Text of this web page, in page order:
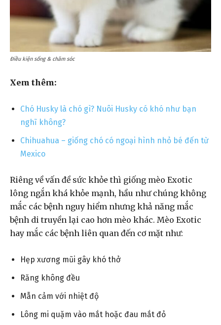
Điều kiện sống & chăm sóc
Xem thêm:
Chó Husky là chó gì? Nuôi Husky có khó như bạn
nghĩ không?
Chihuahua – giống chó có ngoại hình nhỏ bé đến từ
Mexico
Riêng về vấn đề sức khỏe thì giống mèo Exotic
lông ngắn khá khỏe mạnh, hầu như chúng không
mắc các bệnh nguy hiểm nhưng khả năng mắc
bệnh di truyền lại cao hơn mèo khác. Mèo Exotic
hay mắc các bệnh liên quan đến cơ mặt như:
Hẹp xương mũi gây khó thở
Răng không đều
Mẫn cảm với nhiệt độ
Lông mi quặm vào mắt hoặc đau mắt đỏ